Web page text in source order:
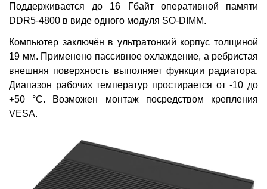
Поддерживается до 16 Гбайт оперативной памяти
DDR5-4800 в виде одного модуля SO-DIMM.
Компьютер заключён в ультратонкий корпус толщиной
19 мм. Применено пассивное охлаждение, а ребристая
внешняя поверхность выполняет функции радиатора.
Диапазон рабочих температур простирается от -10 до
+50 °C. Возможен монтаж посредством крепления
VESA.